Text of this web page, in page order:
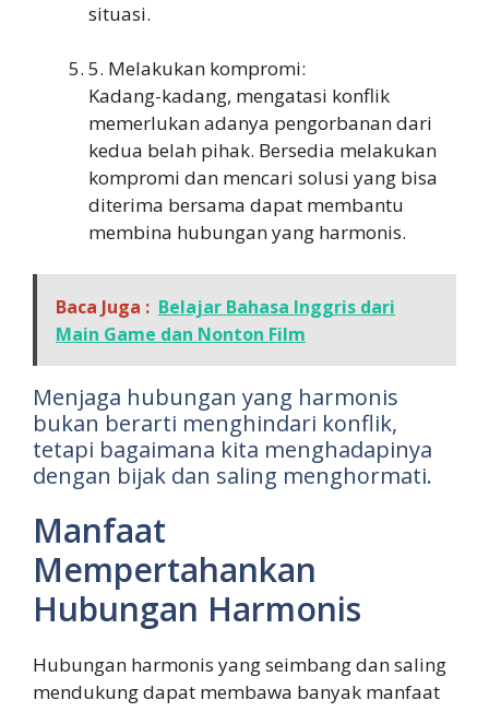
situasi.
5. Melakukan kompromi:
Kadang-kadang, mengatasi konflik
memerlukan adanya pengorbanan dari
kedua belah pihak. Bersedia melakukan
kompromi dan mencari solusi yang bisa
diterima bersama dapat membantu
membina hubungan yang harmonis.
Baca Juga : Belajar Bahasa Inggris dari
Main Game dan Nonton Film
Menjaga hubungan yang harmonis
bukan berarti menghindari konflik,
tetapi bagaimana kita menghadapinya
dengan bijak dan saling menghormati.
Manfaat
Mempertahankan
Hubungan Harmonis
Hubungan harmonis yang seimbang dan saling
mendukung dapat membawa banyak manfaat